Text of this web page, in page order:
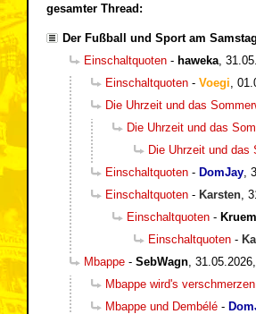
gesamter Thread:
Der Fußball und Sport am
Einschaltquoten - haweka
Einschaltquoten - Voegi
Die Uhrzeit und das
Die Uhrzeit und das
Die Uhrzeit und das
Einschaltquoten - DomJay
Einschaltquoten - Karsten
Einschaltquoten -
Einschaltquoten -
Mbappe - SebWagn
Mbappe wird's verschmerzen
Mbappe und Dembélé -